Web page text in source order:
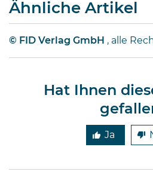
Bill Gates
jedem
Diese
ganzen Welt …
Ähnliche Artikel
© FID Verlag GmbH , alle
Hat Ihnen
Ja